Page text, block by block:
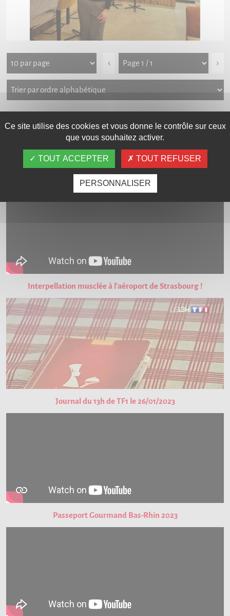
‹ ›
Galerie photos Carte interactive
LES VIDÉOS
Interpellation musclée à l'aéroport de Strasbourg !
Journal du 13h de TF1 le 26/01/2023
Passeport Gourmand Bas-Rhin 2023
Ce site utilise des cookies et vous donne le contrôle sur ceux
que vous souhaitez activer.
TOUT ACCEPTER TOUT REFUSER
PERSONNALISER